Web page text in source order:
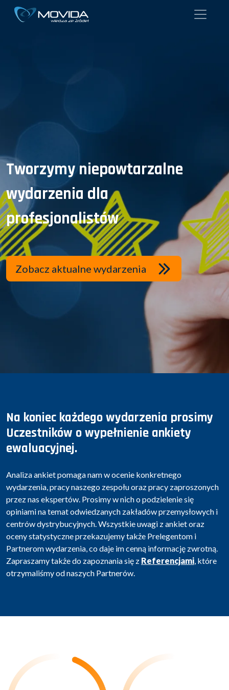
Tworzymy niepowtarzalne
wydarzenia dla
profesjonalistów
Zobacz aktualne wydarzenia
Na koniec każdego wydarzenia prosimy
Uczestników o wypełnienie ankiety
ewaluacyjnej.
Analiza ankiet pomaga nam w ocenie konkretnego
wydarzenia, pracy naszego zespołu oraz pracy zaproszonych
przez nas ekspertów. Prosimy w nich o podzielenie się
opiniami na temat odwiedzanych zakładów przemysłowych i
centrów dystrybucyjnych. Wszystkie uwagi z ankiet oraz
oceny statystyczne przekazujemy także Prelegentom i
Partnerom wydarzenia, co daje im cenną informację zwrotną.
Zapraszamy także do zapoznania się z Referencjami, które
otrzymaliśmy od naszych Partnerów.